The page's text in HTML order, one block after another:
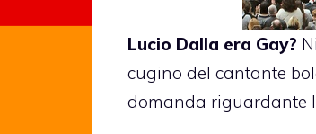
Lucio Dalla era Gay?
cugino del cantante
domanda riguardante